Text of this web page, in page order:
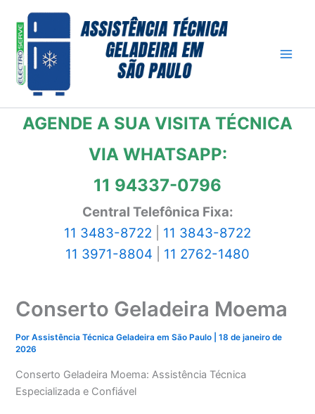
para
conteúdo
AGENDE A SUA VISITA TÉCNICA
VIA WHATSAPP:
11 94337-0796
Central Telefônica Fixa:
11 3483-8722
11 3843-8722
11 3971-8804
11 2762-1480
Conserto Geladeira Moema
PorAssistência Técnica Geladeira em São Paulo |18 de janeiro de
2026
Conserto Geladeira Moema: Assistência Técnica
Especializada e Confiável